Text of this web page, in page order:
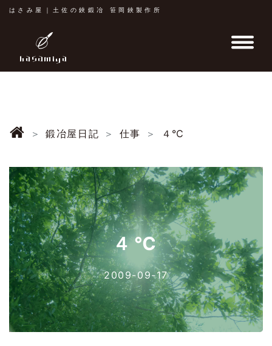
はさみ屋｜土佐の鋏鍛冶 笹岡鋏製作所
鍛冶屋日記 仕事 ４℃
４℃
2009-09-17